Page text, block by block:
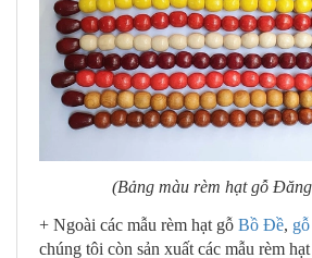
(Bảng màu rèm hạt gỗ
+ Ngoài các mẫu rèm hạt gỗ Bồ Đề,
chúng tôi còn sản xuất các mẫu rèm